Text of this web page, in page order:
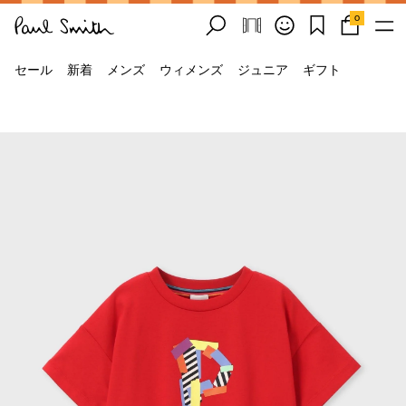
0
セール 新着 メンズ ウィメンズ ジュニア ギフト